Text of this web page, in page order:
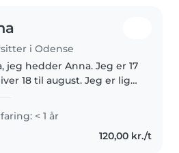
i Odense
jeg hedder Anna. Jeg er 17
18 til august. Jeg er lige
job lige nu. Jeg laver selv
til mig selv hver dag, så det
< 1 år
120,00 kr./t